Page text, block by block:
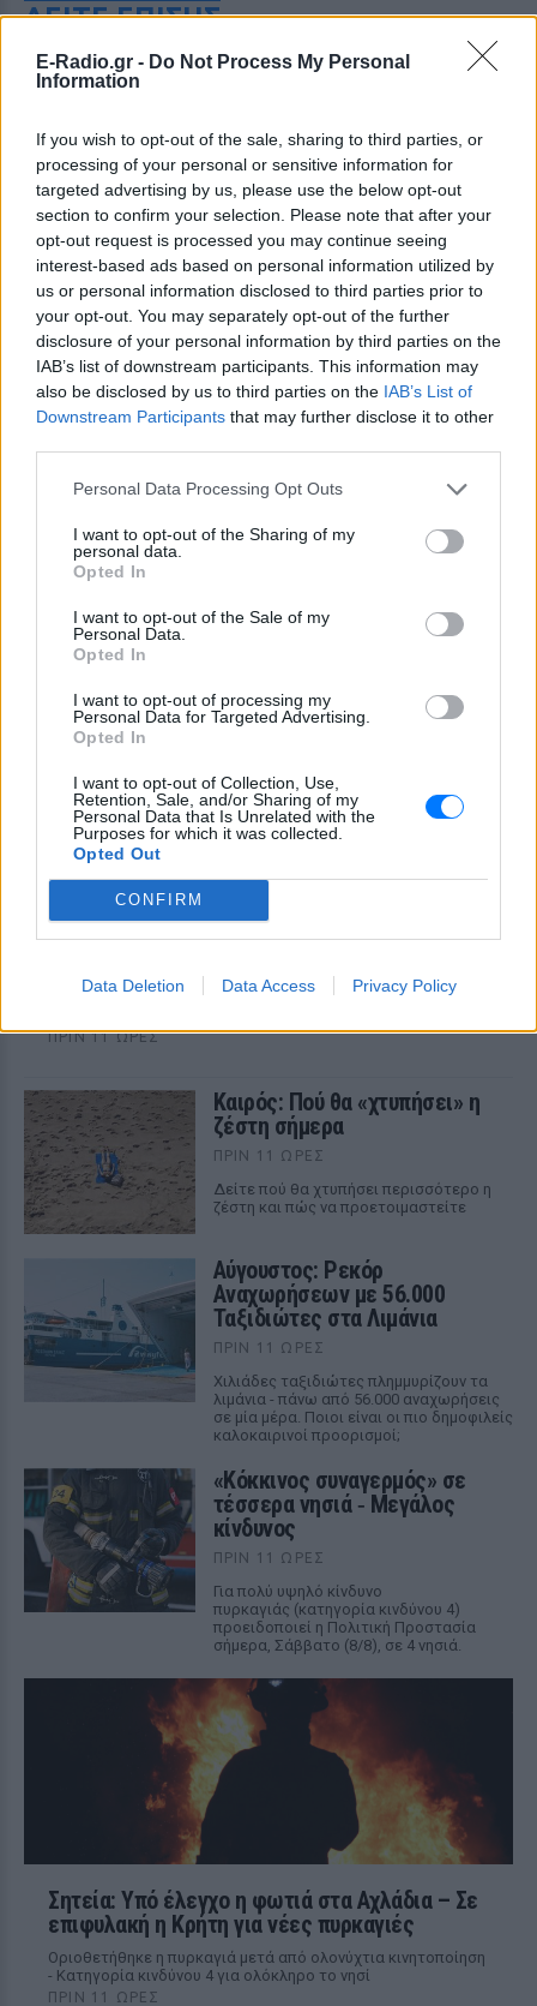
E-Radio.gr - Do Not Process My Personal
Information
If you wish to opt-out of the sale, sharing to third parties, or
processing of your personal or sensitive information for
targeted advertising by us, please use the below opt-out
section to confirm your selection. Please note that after your
opt-out request is processed you may continue seeing
interest-based ads based on personal information utilized by
us or personal information disclosed to third parties prior to
your opt-out. You may separately opt-out of the further
disclosure of your personal information by third parties on the
IAB’s list of downstream participants. This information may
also be disclosed by us to third parties on the IAB’s List of
Downstream Participants that may further disclose it to other
Personal Data Processing Opt Outs
I want to opt-out of the Sharing of my
personal data.
Opted In
I want to opt-out of the Sale of my
Personal Data.
Opted In
I want to opt-out of processing my
Personal Data for Targeted Advertising.
Opted In
I want to opt-out of Collection, Use,
Retention, Sale, and/or Sharing of my
Personal Data that Is Unrelated with the
Purposes for which it was collected.
Opted Out
CONFIRM
Data Deletion Data Access Privacy Policy
ΔΕΙΤΕ ΕΠΙΣΗΣ
ΣΤΗΝ ΙΔΙΑ ΚΑΤΗΓΟΡΙΑ
Μύκονος: Ιταλοί τουρίστες
έκαναν «κλαμπ» βανάκι transfer
‑ Αντιδράσεις για το ξέφρενο
πάρτι
ΠΡΙΝ 11 ΏΡΕΣ
Χοροί, φωνές, φωτογραφίες: Λες και
ήταν σε κλαμπ
«Δεν δεχόμαστε τελεσίγραφα»:
Η απάντηση της Ιταλίας στην
Ισπανία
ΠΡΙΝ 11 ΏΡΕΣ
Μαραντόνα: «Ήταν πρησμένος,
δεν σηκωνόταν από το κρεβάτι
και είχε παραιτηθεί» – Τι
δίκη
Marfin: Επιμένει ο δικηγόρος της 46χρονης για
την ταυτοποίηση
Ο δικηγόρος της 46χρονης κατηγορούμενης για την επίθεση
στη Marfin, επιμένει κατηγορηματικά πως τα στοιχεία που
ΠΡΙΝ 11 ΏΡΕΣ
Καιρός: Πού θα «χτυπήσει» η
ζέστη σήμερα
ΠΡΙΝ 11 ΏΡΕΣ
Δείτε πού θα χτυπήσει περισσότερο η
ζέστη και πώς να προετοιμαστείτε
Αύγουστος: Ρεκόρ
Αναχωρήσεων με 56.000
Ταξιδιώτες στα Λιμάνια
ΠΡΙΝ 11 ΏΡΕΣ
Χιλιάδες ταξιδιώτες πλημμυρίζουν τα
λιμάνια - πάνω από 56.000 αναχωρήσεις
σε μία μέρα. Ποιοι είναι οι πιο δημοφιλείς
καλοκαιρινοί προορισμοί;
«Κόκκινος συναγερμός» σε
τέσσερα νησιά ‑ Μεγάλος
κίνδυνος
ΠΡΙΝ 11 ΏΡΕΣ
Για πολύ υψηλό κίνδυνο
πυρκαγιάς (κατηγορία κινδύνου 4)
προειδοποιεί η Πολιτική Προστασία
σήμερα, Σάββατο (8/8), σε 4 νησιά.
Σητεία: Υπό έλεγχο η φωτιά στα Αχλάδια – Σε
επιφυλακή η Κρήτη για νέες πυρκαγιές
Οριοθετήθηκε η πυρκαγιά μετά από ολονύχτια κινητοποίηση
- Κατηγορία κινδύνου 4 για ολόκληρο το νησί
ΠΡΙΝ 11 ΏΡΕΣ